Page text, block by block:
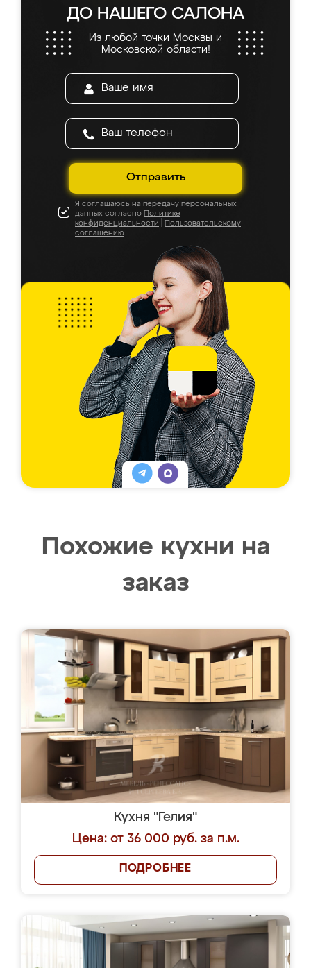
ДО НАШЕГО САЛОНА
Из любой точки Москвы и
Московской области!
Отправить
Я соглашаюсь на передачу персональных
данных согласно Политике
конфиденциальности
Пользовательскому
соглашению
Похожие кухни на
заказ
Кухня "Гелия"
Цена: от 36 000 руб. за п.м.
ПОДРОБНЕЕ